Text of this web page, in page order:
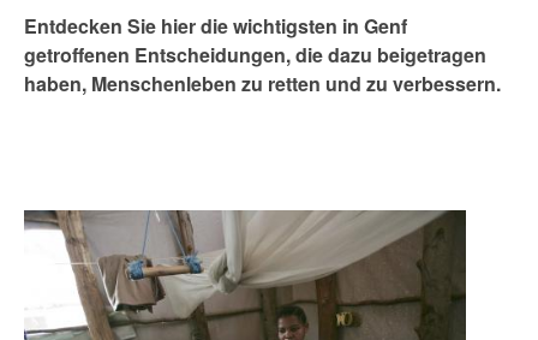
Entdecken Sie hier die wichtigsten in Genf
getroffenen Entscheidungen, die dazu beigetragen
haben, Menschenleben zu retten und zu verbessern.